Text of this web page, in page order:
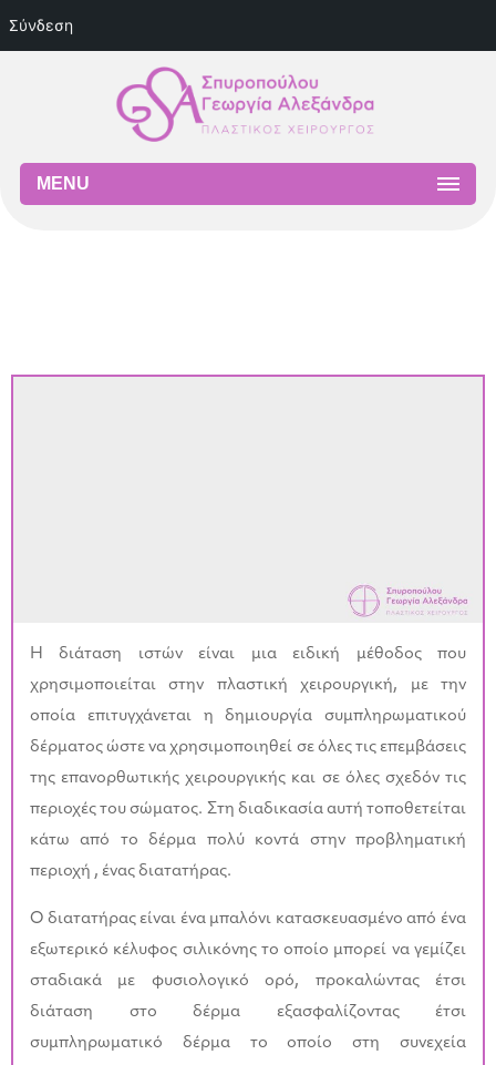
MENU
Η διάταση ιστών είναι μια ειδική μέθοδος που
χρησιμοποιείται στην πλαστική χειρουργική, με την
οποία επιτυγχάνεται η δημιουργία συμπληρωματικού
δέρματος ώστε να χρησιμοποιηθεί σε όλες τις επεμβάσεις
της επανορθωτικής χειρουργικής και σε όλες σχεδόν τις
περιοχές του σώματος. Στη διαδικασία αυτή τοποθετείται
κάτω από το δέρμα πολύ κοντά στην προβληματική
περιοχή , ένας διατατήρας.
Ο διατατήρας είναι ένα μπαλόνι κατασκευασμένο από ένα
εξωτερικό κέλυφος σιλικόνης το οποίο μπορεί να γεμίζει
σταδιακά με φυσιολογικό ορό, προκαλώντας έτσι
διάταση στο δέρμα εξασφαλίζοντας έτσι
συμπληρωματικό δέρμα το οποίο στη συνεχεία
Σύνδεση